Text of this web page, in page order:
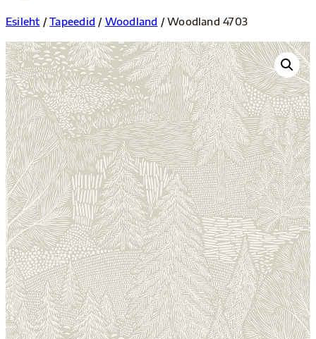
Esileht /Tapeedid / Woodland / Woodland 4703